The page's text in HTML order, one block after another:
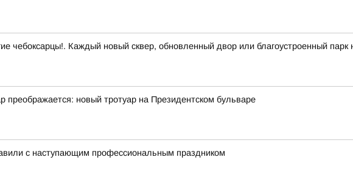
чебоксарцы!. Каждый новый сквер, обновленный двор или благоустроенный парк
преображается: новый тротуар на Президентском бульваре
с наступающим профессиональным праздником